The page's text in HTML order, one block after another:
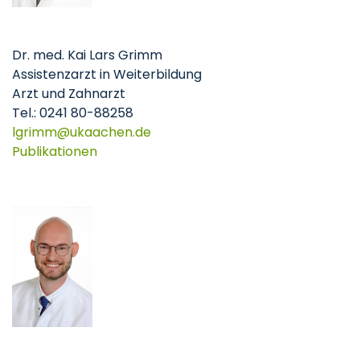
Dr. med. Kai Lars Grimm
Assistenzarzt in Weiterbildung
Arzt und Zahnarzt
Tel.: 0241 80-88258
lgrimm
ukaachende
Publikationen